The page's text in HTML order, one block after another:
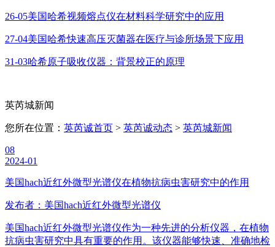
26-05美国哈希视频熔点仪在材料科学研究中的应用
27-04美国哈希快速高压灭菌器在医疗与诊所场景下应用
31-03哈希原子吸收仪器：背景校正的原理
英芮城新闻
您所在位置： 英芮诚首页 > 英芮诚动态 > 英芮城新闻
08
2024-01
美国hach近红外微型光谱仪在植物抗病虫害研究中的作用
发布者：美国hach近红外微型光谱仪
美国hach近红外微型光谱仪作为一种先进的分析仪器，在植物
抗病虫害研究中具有重要的作用。该仪器能够快速、准确地检